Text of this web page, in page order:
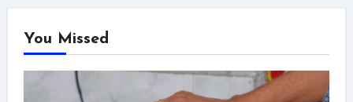
You Missed